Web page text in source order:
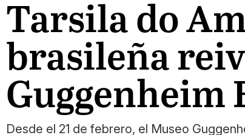
Tarsila do
brasileña
Guggenheim
Desde el 21 de febrero, el Museo